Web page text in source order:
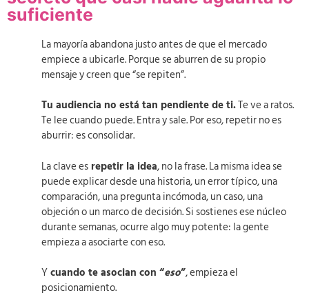
suficiente
La mayoría abandona justo antes de que el mercado
empiece a ubicarle. Porque se aburren de su propio
mensaje y creen que “se repiten”.
Tu audiencia no está tan pendiente de ti.Te ve a ratos.
Te lee cuando puede. Entra y sale. Por eso, repetir no es
aburrir: es consolidar.
La clave es repetir la idea, no la frase. La misma idea se
puede explicar desde una historia, un error típico, una
comparación, una pregunta incómoda, un caso, una
objeción o un marco de decisión. Si sostienes ese núcleo
durante semanas, ocurre algo muy potente: la gente
empieza a asociarte con eso.
Ycuando te asocian con “eso”, empieza el
posicionamiento.